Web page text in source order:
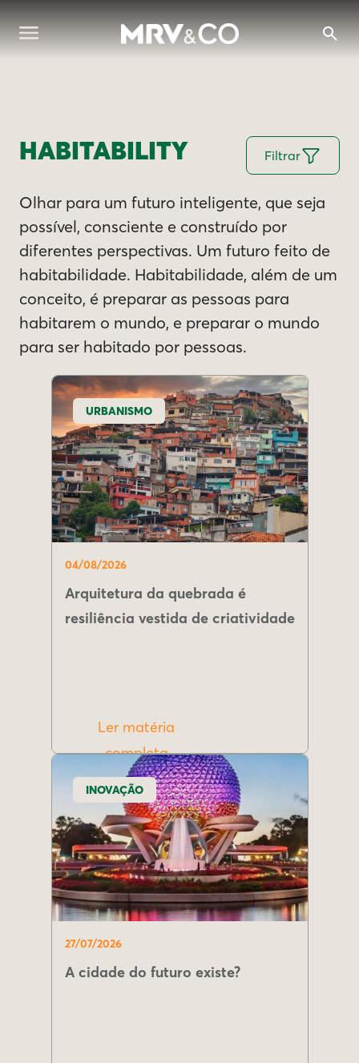
HABITABILITY Filtrar
Olhar para um futuro inteligente, que seja
possível, consciente e construído por
diferentes perspectivas. Um futuro feito de
habitabilidade. Habitabilidade, além de um
conceito, é preparar as pessoas para
habitarem o mundo, e preparar o mundo
para ser habitado por pessoas.
URBANISMO
04/08/2026
Arquitetura da quebrada é
resiliência vestida de criatividade
Ler matéria
completa
INOVAÇÃO
27/07/2026
A cidade do futuro existe?